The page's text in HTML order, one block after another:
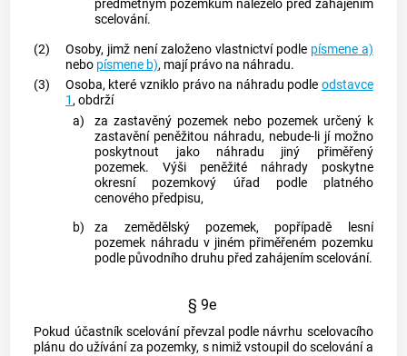
předmětným pozemkům náleželo před zahájením
scelování.
(2)
Osoby, jimž není založeno vlastnictví podle písmene a)
nebo písmene b), mají právo na náhradu.
(3)
Osoba, které vzniklo právo na náhradu podle odstavce
1, obdrží
a)
za zastavěný pozemek nebo pozemek určený k
zastavění peněžitou náhradu, nebude-li jí možno
poskytnout jako náhradu jiný přiměřený
pozemek. Výši peněžité náhrady poskytne
okresní pozemkový úřad podle platného
cenového předpisu,
b)
za zemědělský pozemek, popřípadě lesní
pozemek náhradu v jiném přiměřeném pozemku
podle původního druhu před zahájením scelování.
§ 9e
Pokud účastník scelování převzal podle návrhu scelovacího
plánu do užívání za pozemky, s nimiž vstoupil do scelování a